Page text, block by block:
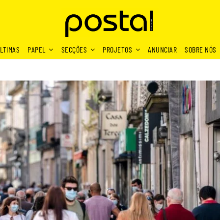
PAPEL SECÇÕES PROJETOS ANUNCIAR SOBRE NÓS